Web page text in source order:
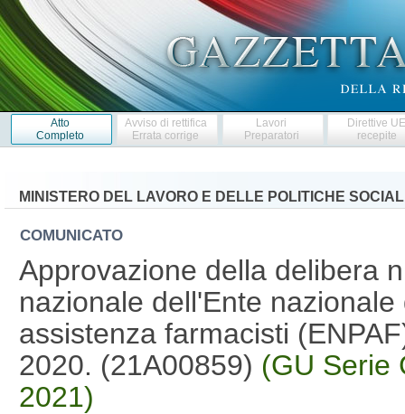
Atto
Completo
Avviso di rettifica
Errata corrige
Lavori
Preparatori
Direttive
recepite
MINISTERO DEL LAVORO E DELLE POLITICHE
COMUNICATO
Approvazione della delibera
nazionale dell'Ente
assistenza farmacisti
2020. (21A00859) (GU Serie
2021)